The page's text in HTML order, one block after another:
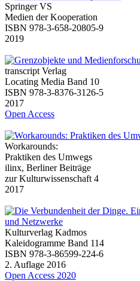
Springer VS
Medien der Kooperation
ISBN 978-3-658-20805-9
2019
transcript Verlag
Locating Media Band 10
ISBN 978-3-8376-3126-5
2017
Open Access
Workarounds:
Praktiken des Umwegs
ilinx, Berliner Beiträge
zur Kulturwissenschaft 4
2017
Kulturverlag Kadmos
Kaleidogramme Band 114
ISBN 978-3-86599-224-6
2. Auflage 2016
Open Access 2020